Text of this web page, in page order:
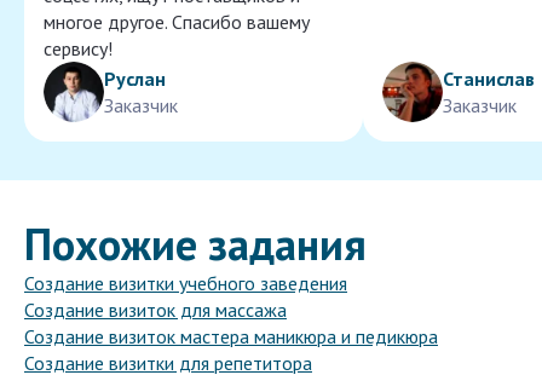
многое другое. Спасибо вашему
сервису!
Руслан
Заказчик
Станислав
Заказчик
Похожие задания
Создание визитки учебного заведения
Создание визиток для массажа
Создание визиток мастера маникюра и педикюра
Создание визитки для репетитора